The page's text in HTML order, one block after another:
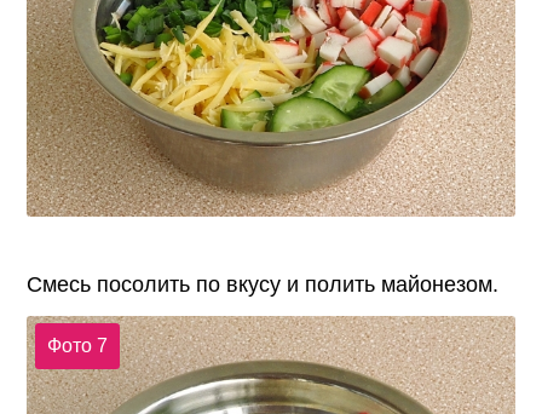
Смесь посолить по вкусу и полить майонезом.
Фото 7